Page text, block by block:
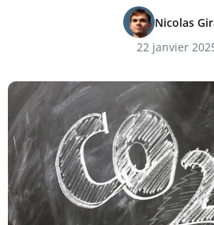
Nicolas
22 janvier